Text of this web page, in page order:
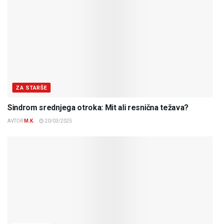
ZA STARŠE
Sindrom srednjega otroka: Mit ali resnična težava?
AVTOR M.K. 20/03/2025